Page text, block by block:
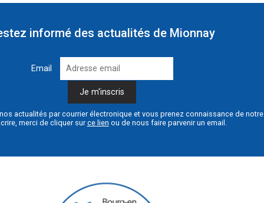
informé des actualités de Mionnay
Email
actualités par courrier électronique et vous prenez connaissance de notre
merci de cliquer surce lien ou de nous faire parvenir un email.